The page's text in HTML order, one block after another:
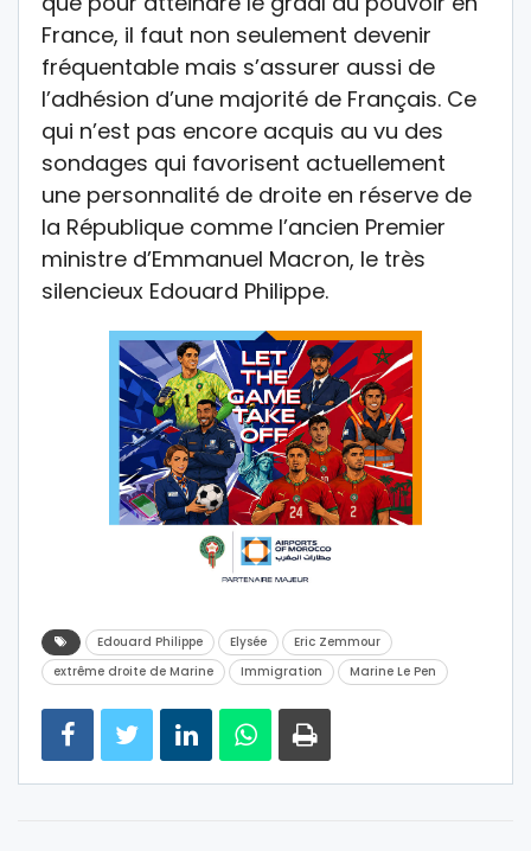
France, il faut non seulement devenir
fréquentable mais s’assurer aussi de
l’adhésion d’une majorité de Français. Ce
qui n’est pas encore acquis au vu des
sondages qui favorisent actuellement
une personnalité de droite en réserve de
la République comme l’ancien Premier
ministre d’Emmanuel Macron, le très
silencieux Edouard Philippe.
Edouard Philippe Elysée
Eric Zemmour
extrême droite de Marine
Immigration Marine Le Pen